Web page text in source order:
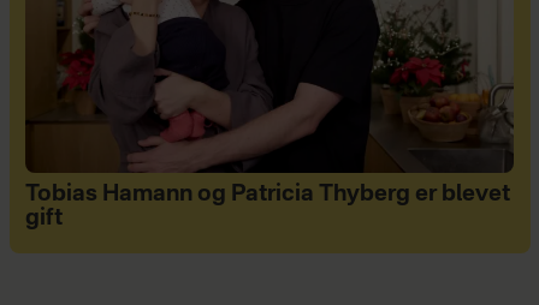
Tobias Hamann og Patricia Thyberg er blevet
gift